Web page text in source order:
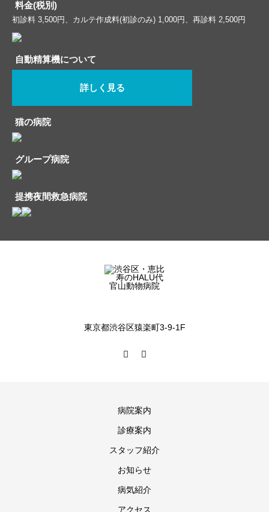
料金(税別)
初診料 3,500円、カルテ作成料(初診のみ) 1,000円、再診料 2,500円
自動精算機について
詳しく見る
猫の病院
グループ病院
提携夜間救急病院
東京都渋谷区猿楽町3-9-1F
病院案内
診療案内
スタッフ紹介
お知らせ
病気紹介
アクセス